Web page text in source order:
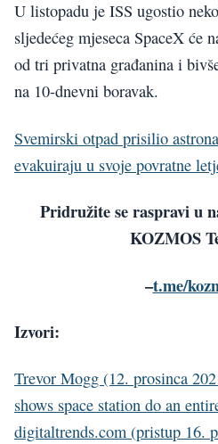
U listopadu je ISS ugostio
sljedećeg mjeseca SpaceX će
od tri privatna građanina i
na 10-dnevni boravak.
Svemirski otpad prisilio
evakuiraju u svoje povratne
Pridružite se raspravi u
KOZMOS
–t.me/
Izvori:
Trevor Mogg (12. prosinca
shows space station do an
digitaltrends.com (pristup 16.